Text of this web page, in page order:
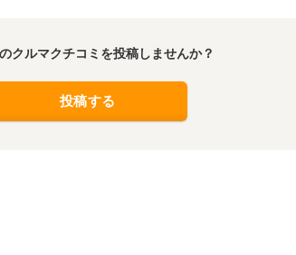
クルマクチコミを投稿しませんか？
投稿する